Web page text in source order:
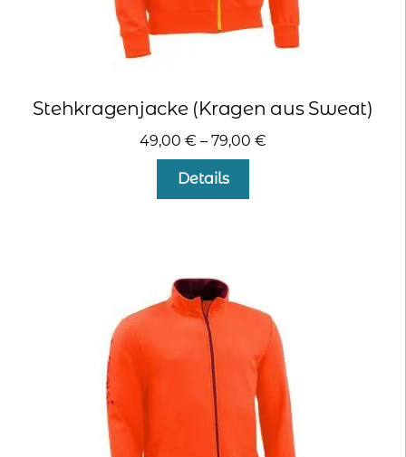
Stehkragenjacke (Kragen aus Sweat)
49,00 € – 79,00 €
Details
Optionen
können
auf
der
Produktseite
gewählt
werden